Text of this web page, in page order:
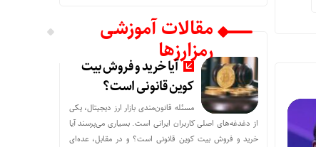
مقالات آموزشی
رمزارزهاآیا خرید و فروش بیت
کوین قانونی است؟
مسئله قانون‌مندی بازار ارز دیجیتال، یکی
از دغدغه‌های اصلی کاربران ایرانی است. بسیاری می‌پرسند آیا
خرید و فروش بیت کوین قانونی است؟ و در مقابل، عده‌ای